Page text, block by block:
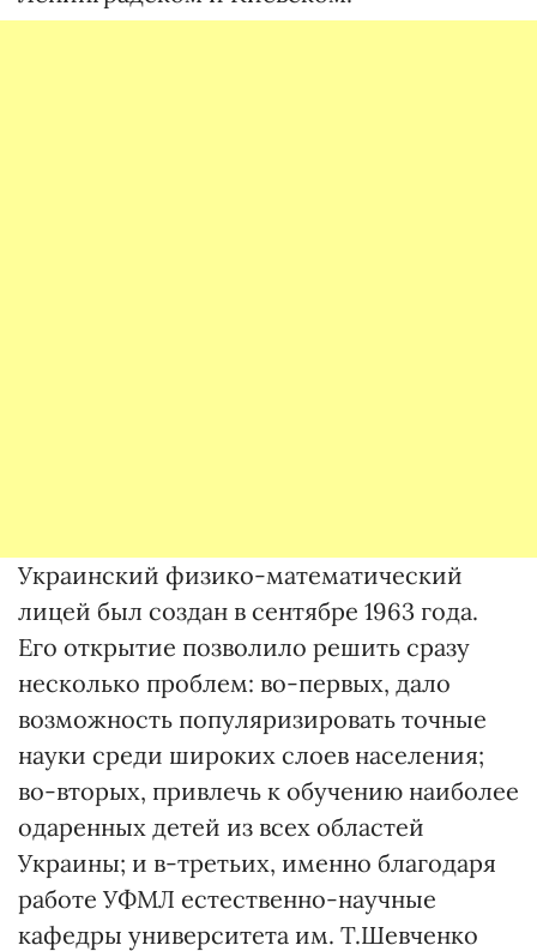
Украинский физико-математический
лицей был создан в сентябре 1963 года.
Его открытие позволило решить сразу
несколько проблем: во-первых, дало
возможность популяризировать точные
науки среди широких слоев населения;
во-вторых, привлечь к обучению наиболее
одаренных детей из всех областей
Украины; и в-третьих, именно благодаря
работе УФМЛ естественно-научные
кафедры университета им. Т.Шевченко